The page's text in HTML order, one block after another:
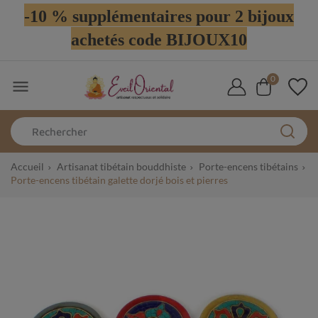
-10 % supplémentaires pour 2 bijoux
achetés code BIJOUX10
 0
Accueil Artisanat tibétain bouddhiste
Porte-encens tibétains
Porte-encens tibétain galette dorjé bois et pierres